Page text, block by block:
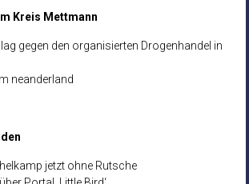
Kreis Mettmann
gegen den organisierten Drogenhandel in
neanderland
jetzt ohne Rutsche